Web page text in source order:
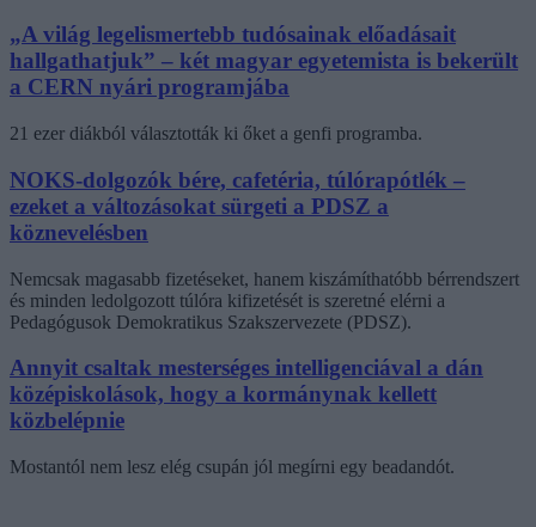
„A világ legelismertebb tudósainak előadásait
hallgathatjuk” – két magyar egyetemista is bekerült
a CERN nyári programjába
21 ezer diákból választották ki őket a genfi programba.
NOKS-dolgozók bére, cafetéria, túlórapótlék –
ezeket a változásokat sürgeti a PDSZ a
köznevelésben
Nemcsak magasabb fizetéseket, hanem kiszámíthatóbb bérrendszert
és minden ledolgozott túlóra kifizetését is szeretné elérni a
Pedagógusok Demokratikus Szakszervezete (PDSZ).
Annyit csaltak mesterséges intelligenciával a dán
középiskolások, hogy a kormánynak kellett
közbelépnie
Mostantól nem lesz elég csupán jól megírni egy beadandót.